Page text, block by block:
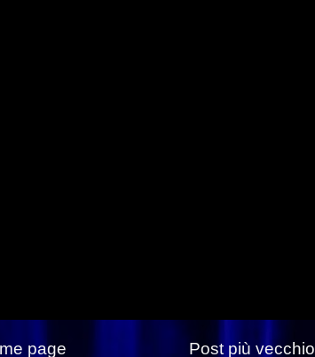
Post più vecchio
page